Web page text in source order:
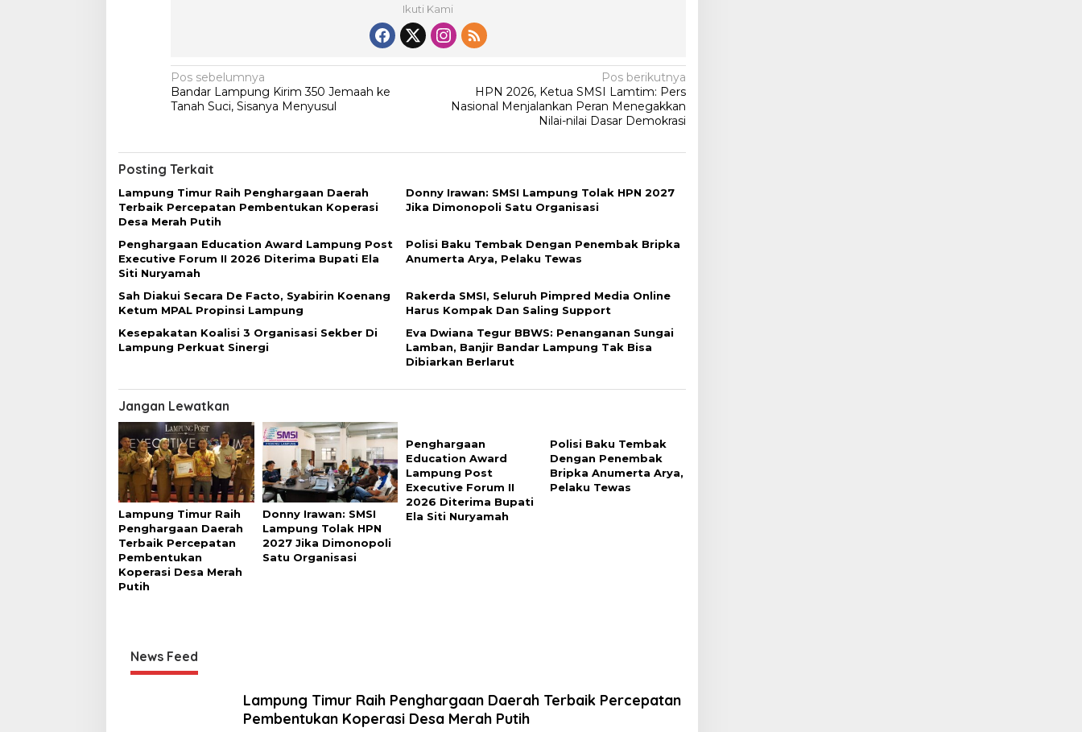
Ikuti Kami
N
a
i
g
a
s
i
p
o
s
Pos sebelumnya
Bandar Lampung Kirim 350 Jemaah ke
Tanah Suci, Sisanya Menyusul
Pos berikutnya
HPN 2026, Ketua SMSI Lamtim: Pers
Nasional Menjalankan Peran Menegakkan
Nilai-nilai Dasar Demokrasi
Posting Terkait
Lampung Timur Raih Penghargaan Daerah
Terbaik Percepatan Pembentukan Koperasi
Desa Merah Putih
Donny Irawan: SMSI Lampung Tolak HPN 2027
Jika Dimonopoli Satu Organisasi
Penghargaan Education Award Lampung Post
Executive Forum II 2026 Diterima Bupati Ela
Siti Nuryamah
Polisi Baku Tembak Dengan Penembak Bripka
Anumerta Arya, Pelaku Tewas
Sah Diakui Secara De Facto, Syabirin Koenang
Ketum MPAL Propinsi Lampung
Rakerda SMSI, Seluruh Pimpred Media Online
Harus Kompak Dan Saling Support
Kesepakatan Koalisi 3 Organisasi Sekber Di
Lampung Perkuat Sinergi
Eva Dwiana Tegur BBWS: Penanganan Sungai
Lamban, Banjir Bandar Lampung Tak Bisa
Dibiarkan Berlarut
Jangan Lewatkan
Lampung Timur Raih
Penghargaan Daerah
Terbaik Percepatan
Pembentukan
Koperasi Desa Merah
Putih
Donny Irawan: SMSI
Lampung Tolak HPN
2027 Jika Dimonopoli
Satu Organisasi
Penghargaan
Education Award
Lampung Post
Executive Forum II
2026 Diterima Bupati
Ela Siti Nuryamah
Polisi Baku Tembak
Dengan Penembak
Bripka Anumerta Arya,
Pelaku Tewas
News Feed
Lampung Timur Raih Penghargaan Daerah Terbaik Percepatan
Pembentukan Koperasi Desa Merah Putih